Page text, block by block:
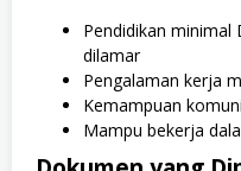
Pendidikan minimal
dilamar
Pengalaman kerja
Kemampuan
Mampu bekerja